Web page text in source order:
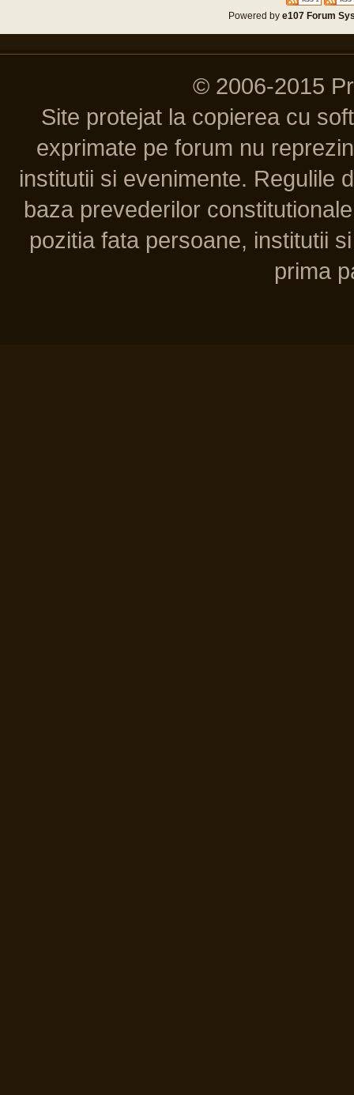
Powered bye107 Forum
© 2006-2015
Site protejat la copierea cu
exprimate pe forum nu
institutii si evenimente. Regulile
baza prevederilor
pozitia fata persoane, institutii
prima